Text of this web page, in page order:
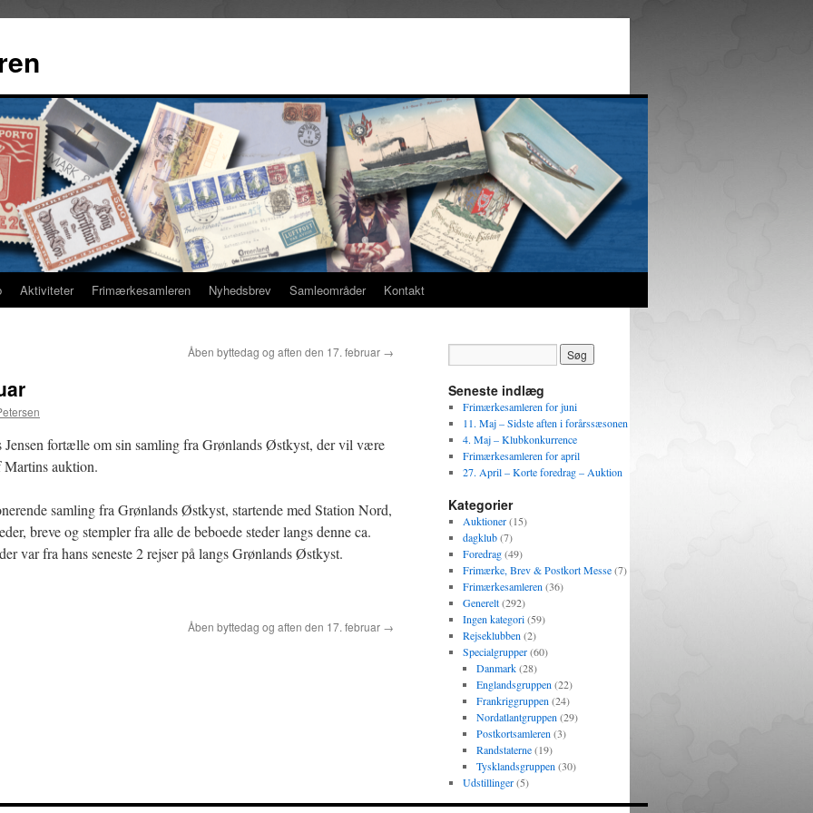
Aktiviteter Frimærkesamleren Nyhedsbrev Samleområder Kontakt
Åben byttedag og aften den 17. februar →
fortælle om sin samling fra Grønlands Østkyst, der vil være
auktion.
samling fra Grønlands Østkyst, startende med Station Nord,
breve og stempler fra alle de beboede steder langs denne ca.
var fra hans seneste 2 rejser på langs Grønlands Østkyst.
Åben byttedag og aften den 17. februar →
Seneste indlæg
Frimærkesamleren for juni
11. Maj – Sidste aften i forårssæsonen
4. Maj – Klubkonkurrence
Frimærkesamleren for april
27. April – Korte foredrag – Auktion
Kategorier
Auktioner(15)
dagklub(7)
Foredrag(49)
Frimærke, Brev & Postkort Messe(7)
Frimærkesamleren (36)
Generelt(292)
Ingen kategori(59)
Rejseklubben (2)
Specialgrupper(60)
Danmark(28)
Englandsgruppen (22)
Frankriggruppen (24)
Nordatlantgruppen (29)
Postkortsamleren (3)
Randstaterne(19)
Tysklandsgruppen (30)
Udstillinger(5)